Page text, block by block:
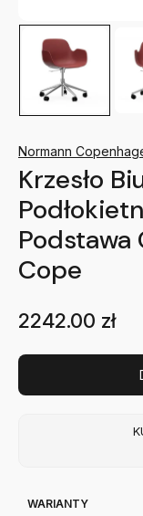
Normann
Krzesło
Podstawa
Cope
2242.00 zł
WARIANTY